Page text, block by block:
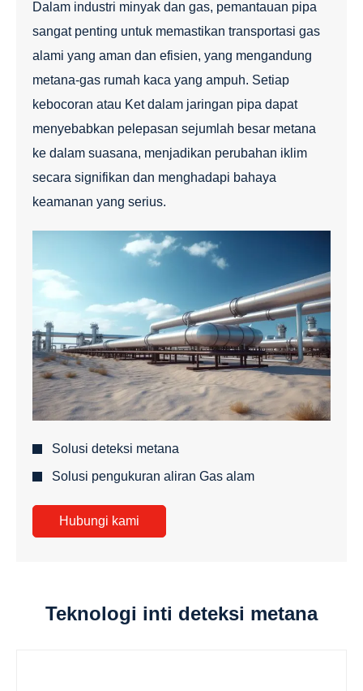
Dalam industri minyak dan gas, pemantauan pipa
sangat penting untuk memastikan transportasi gas
alami yang aman dan efisien, yang mengandung
metana-gas rumah kaca yang ampuh. Setiap
kebocoran atau Ket dalam jaringan pipa dapat
menyebabkan pelepasan sejumlah besar metana
ke dalam suasana, menjadikan perubahan iklim
secara signifikan dan menghadapi bahaya
keamanan yang serius.
Solusi deteksi metana
Solusi pengukuran aliran Gas alam
Hubungi kami
Teknologi inti deteksi metana